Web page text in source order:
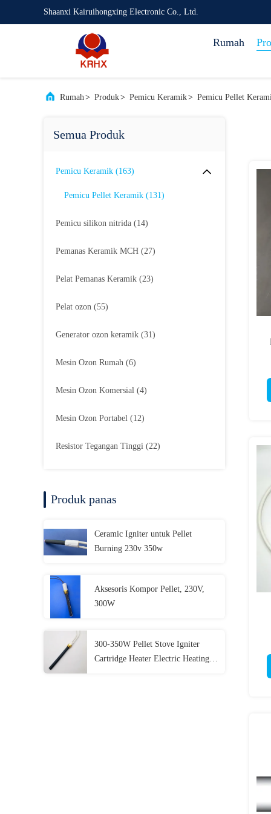
Shaanxi Kairuihongxing Electronic Co., Ltd.
Rumah
Rumah> Produk> Pemicu Keramik> Pemicu Pellet
Semua Produk
Pemicu Keramik (163)
Pemicu Pellet Keramik (131)
Pemicu silikon nitrida (14)
Pemanas Keramik MCH (27)
Pelat Pemanas Keramik (23)
Pelat ozon (55)
Generator ozon keramik (31)
Mesin Ozon Rumah (6)
Mesin Ozon Komersial (4)
Mesin Ozon Portabel (12)
Resistor Tegangan Tinggi (22)
Produk panas
Ceramic Igniter untuk Pellet
Burning 230v 350w
Aksesoris Kompor Pellet, 230V,
300W
300-350W Pellet Stove Igniter
Cartridge Heater Electric Heating